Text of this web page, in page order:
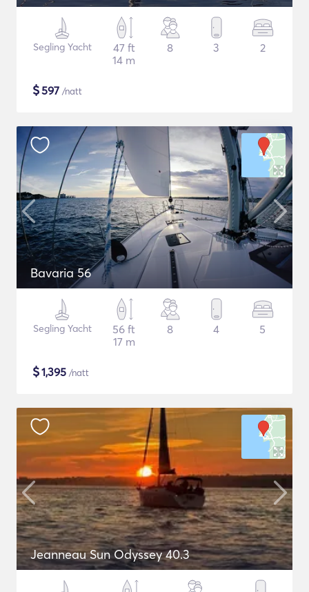
Segling Yacht
47 ft
14 m
8 3 2
$597 /natt
Bavaria 56
Segling Yacht
56 ft
17 m
8 4 5
$1,395 /natt
Jeanneau Sun Odyssey 40.3